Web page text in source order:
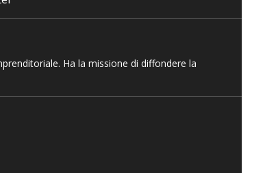
Ha la missione di diffondere la